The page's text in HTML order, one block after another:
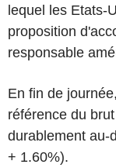
lequel les Etats-
proposition
responsable
En fin de
référence du
durablement au-
+ 1.60%).